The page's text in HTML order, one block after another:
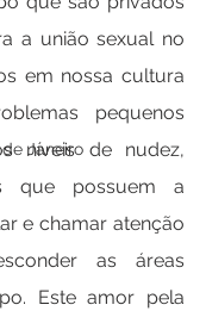
Janeiro
a união sexual no
em nossa cultura
pequenos
níveis de nudez,
que possuem a
e chamar atenção
as áreas
Este amor pela